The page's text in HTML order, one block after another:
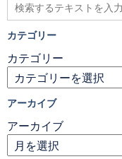
カテゴリー
カテゴリー
アーカイブ
アーカイブ